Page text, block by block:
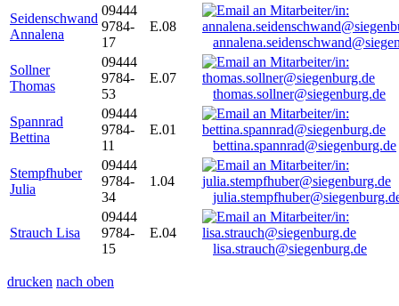
Seidenschwand
Annalena
09444
9784-
17
E.08
Sollner
Thomas
09444
9784-
53
E.07
thomas.sollner@siegenburg.de
Spannrad
Bettina
09444
9784-
11
E.01
bettina.spannrad@siegenburg.de
Stempfhuber
Julia
09444
9784-
34
1.04
Strauch Lisa
09444
9784-
15
E.04
lisa.strauch@siegenburg.de
drucken nach oben